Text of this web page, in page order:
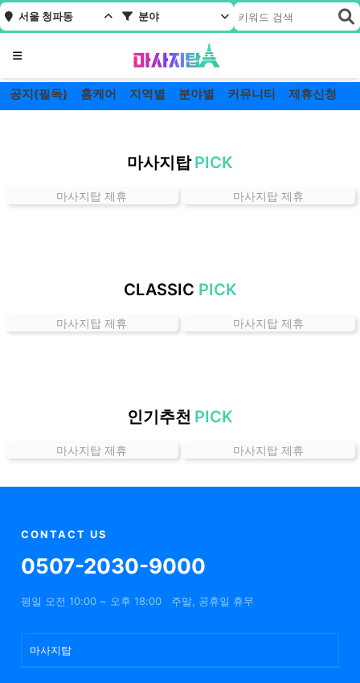
서울 청파동 분야
메뉴
공지(필독) 홈케어 지역별 분야별 커뮤니티 제휴신청
동
위
샵
천
마사지탑 PICK
마사지탑 제휴 마사지탑 제휴
CLASSIC PICK
마사지탑 제휴 마사지탑 제휴
인기추천 PICK
마사지탑 제휴 마사지탑 제휴
CONTACT US
0507-2030-9000
평일 오전 10:00 ~ 오후 18:00 주말, 공휴일 휴무
마사지탑